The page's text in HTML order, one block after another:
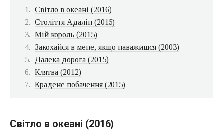
Світло в океані (2016)
Століття Адалін (2015)
Мій король (2015)
Закохайся в мене, якщо наважишся (2003)
Далека дорога (2015)
Клятва (2012)
Крадене побачення (2015)
Світло в океані (2016)